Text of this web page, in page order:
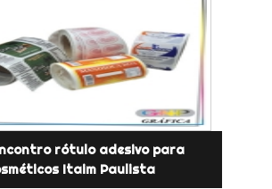
rótulo adesivo para
Itaim Paulista